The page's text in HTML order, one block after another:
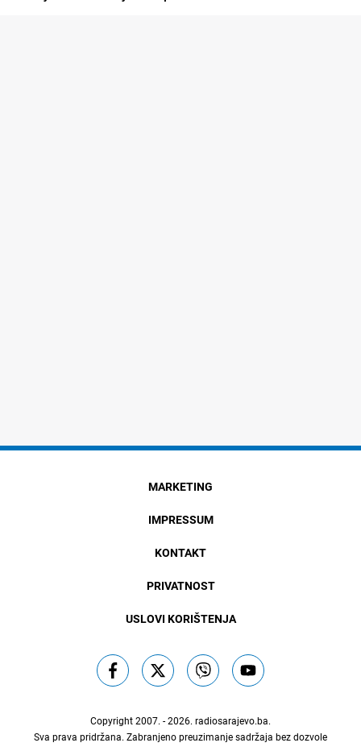
MARKETING
IMPRESSUM
KONTAKT
PRIVATNOST
USLOVI KORIŠTENJA
Copyright 2007. - 2026. radiosarajevo.ba.
Sva prava pridržana. Zabranjeno preuzimanje sadržaja bez dozvole